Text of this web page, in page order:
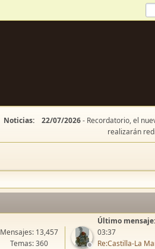
Noticias: 22/07/2026- Recordatorio, el
realizarán
Mensajes: 13,457
Temas: 360
Último
03:37
Re:Castilla-La